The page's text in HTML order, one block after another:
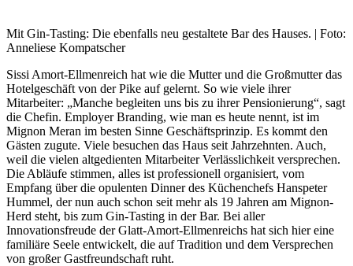
Mit Gin-Tasting: Die ebenfalls neu gestaltete Bar des Hauses. | Foto:
Anneliese Kompatscher
Sissi Amort-Ellmenreich hat wie die Mutter und die Großmutter das
Hotelgeschäft von der Pike auf gelernt. So wie viele ihrer
Mitarbeiter: „Manche begleiten uns bis zu ihrer Pensionierung“, sagt
die Chefin. Employer Branding, wie man es heute nennt, ist im
Mignon Meran im besten Sinne Geschäftsprinzip. Es kommt den
Gästen zugute. Viele besuchen das Haus seit Jahrzehnten. Auch,
weil die vielen altgedienten Mitarbeiter Verlässlichkeit versprechen.
Die Abläufe stimmen, alles ist professionell organisiert, vom
Empfang über die opulenten Dinner des Küchenchefs Hanspeter
Hummel, der nun auch schon seit mehr als 19 Jahren am Mignon-
Herd steht, bis zum Gin-Tasting in der Bar. Bei aller
Innovationsfreude der Glatt-Amort-Ellmenreichs hat sich hier eine
familiäre Seele entwickelt, die auf Tradition und dem Versprechen
von großer Gastfreundschaft ruht.